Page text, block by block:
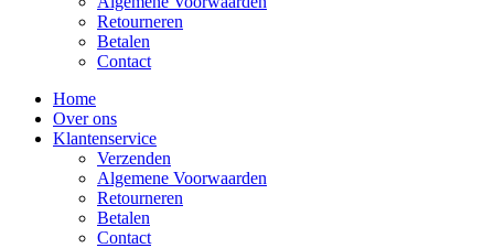
Retourneren
Betalen
Contact
Home
Over ons
Klantenservice
Verzenden
Algemene Voorwaarden
Retourneren
Betalen
Contact